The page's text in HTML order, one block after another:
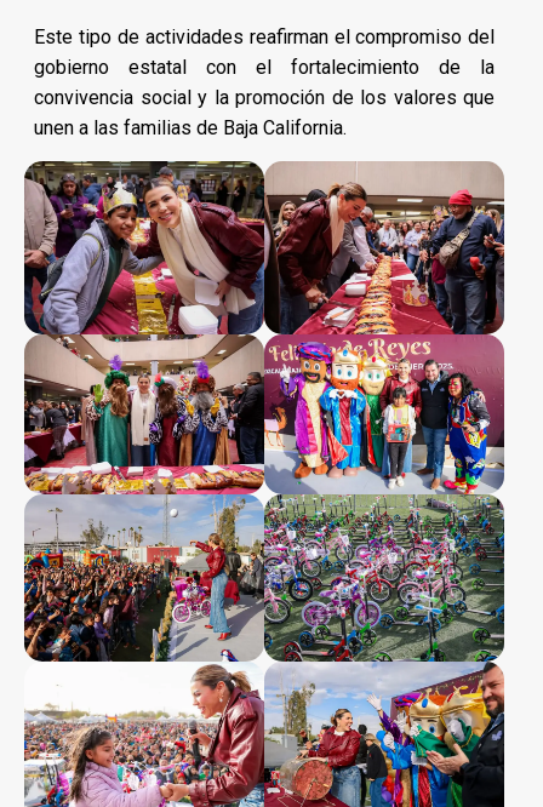
Este tipo de actividades reafirman el compromiso del
gobierno estatal con el fortalecimiento de la
convivencia social y la promoción de los valores que
unen a las familias de Baja California.